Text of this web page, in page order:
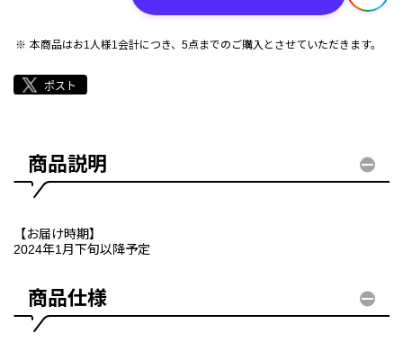
本商品はお1人様1会計につき、5点までのご購入とさせていただきます。
商品説明
【お届け時期】
2024年1月下旬以降予定
商品仕様